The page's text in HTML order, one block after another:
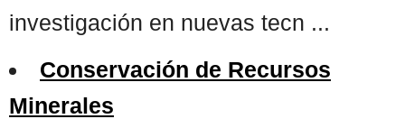
investigación en nuevas tecn ...
Conservación de Recursos
Minerales